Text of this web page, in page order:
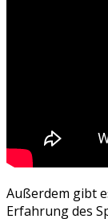
Außerdem gibt
Erfahrung des